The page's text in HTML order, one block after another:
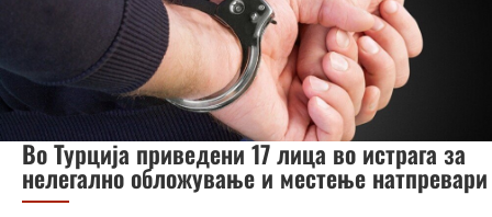
Во Турција приведени 17 лица во истрага за
нелегално обложување и местење натпревари